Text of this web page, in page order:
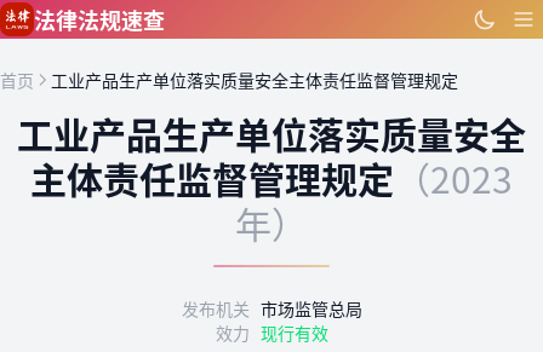
跳到主要内容
法律法规速查
首页 工业产品生产单位落实质量安全主体责任监督管理规定
工业产品生产单位落实质量安全
主体责任监督管理规定 （2023
年）
发布机关 市场监管总局
效力 现行有效